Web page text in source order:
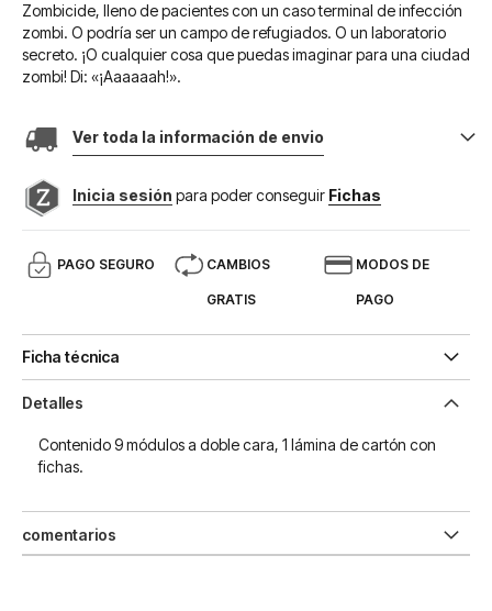
Zombicide, lleno de pacientes con un caso terminal de infección
zombi. O podría ser un campo de refugiados. O un laboratorio
secreto. ¡O cualquier cosa que puedas imaginar para una ciudad
zombi! Di: «¡Aaaaaah!».
Ver toda la información de envio
Inicia sesión para poder conseguir Fichas
PAGO SEGURO CAMBIOS
GRATIS
MODOS DE
PAGO
Ficha técnica
Detalles
Contenido 9 módulos a doble cara, 1 lámina de cartón con
fichas.
comentarios